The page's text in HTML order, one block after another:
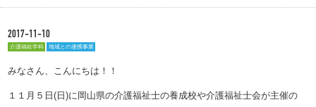
2017-11-10
介護福祉学科 地域との連携事業
みなさん、こんにちは！！
１１月５日(日)に岡山県の介護福祉士の養成校や介護福祉士会が主催の